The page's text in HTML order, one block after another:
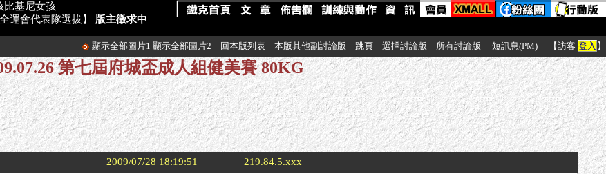
比基尼女孩
運會代表隊選拔】 版主徵求中
顯示全部圖片1 顯示全部圖片2 回本版列表 本版其他副討論版 跳頁 選擇討論版 所有討論版 短訊息(PM) 【訪客 登入 】
第七屆府城盃成人組健美賽 80KG
2009/07/28 18:19:51 219.84.5.xxx